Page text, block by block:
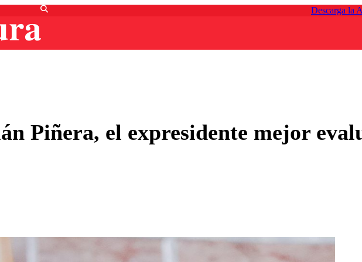
Descarga la
Piñera, el expresidente mejor